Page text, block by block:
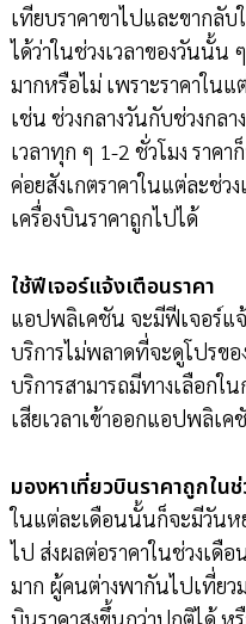
เทียบราคาขาไปและขากลับ
ได้ว่าในช่วงเวลาของวันนั้น
มากหรือไม่ เพราะราคาใน
เช่น ช่วงกลางวันกับช่วงกล
เวลาทุก ๆ 1-2 ชั่วโมง ราคา
ค่อยสังเกตราคาในแต่ละช่ว
เครื่องบินราคาถูกไปได้
ใช้ฟีเจอร์แจ้งเตือนราคา
แอปพลิเคชัน จะมีฟีเจอร์แ
บริการไม่พลาดที่จะดูโปรข
บริการสามารถมีทางเลือกใ
เสียเวลาเข้าออกแอปพลิเ
มองหาเที่ยวบินราคาถูกใน
ในแต่ละเดือนนั้นก็จะมีวันห
ไป ส่งผลต่อราคาในช่วงเดื
มาก ผู้คนต่างพากันไปเที่ยว